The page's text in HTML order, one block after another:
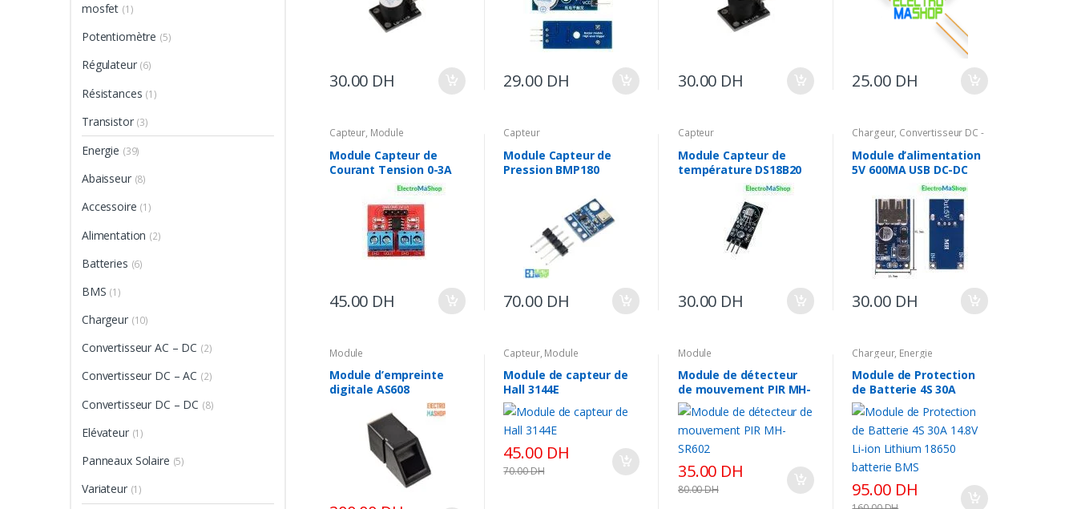
30.00 DH 29.00 DH 30.00 DH 25.00 DH
Capteur, Module
Module Capteur de
Courant Tension 0-3A
3-25V MAX471
45.00 DH
Capteur
Module Capteur de
Pression BMP180
70.00 DH
Capteur
Module Capteur de
température DS18B20
30.00 DH
Chargeur, Convertisseur DC -
Energie
Module d’alimentation
5V 600MA USB DC-DC
30.00 DH
Module
Module d’empreinte
digitale AS608
Capteur, Module
Module de capteur de
Hall 3144E
45.00 DH
70.00DH
Module
Module de détecteur
de mouvement PIR MH-
SR602
35.00 DH
80.00DH
Chargeur, Energie
Module de Protection
de Batterie 4S 30A
14.8V Li-ion Lithium
18650 batterie BMS
95.00 DH
mosfet (1)
Potentiomètre (5)
Régulateur (6)
Résistances (1)
Transistor (3)
Energie (39)
Abaisseur (8)
Accessoire (1)
Alimentation (2)
Batteries (6)
BMS (1)
Chargeur (10)
Convertisseur AC – DC (2)
Convertisseur DC – AC (2)
Convertisseur DC – DC (8)
Elévateur (1)
Panneaux Solaire (5)
Variateur (1)